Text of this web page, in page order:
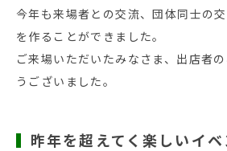
今年も来場者との交流、団体同士の交
を作ることができました。
ご来場いただいたみなさま、出店者
うございました。
昨年を超えてく楽しいイベ